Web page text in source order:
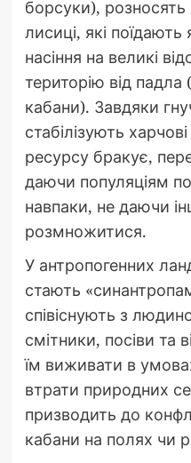
борсуки), розносять
лисиці, які поїдають
насіння на великі
територію від
кабани). Завдяки
стабілізують
ресурсу бракує,
даючи популяціям
навпаки, не даючи
розмножитися.
У антропогенних
стають
співіснують з
смітники, посіви та
їм виживати в
втрати природних
призводить до
кабани на полях чи